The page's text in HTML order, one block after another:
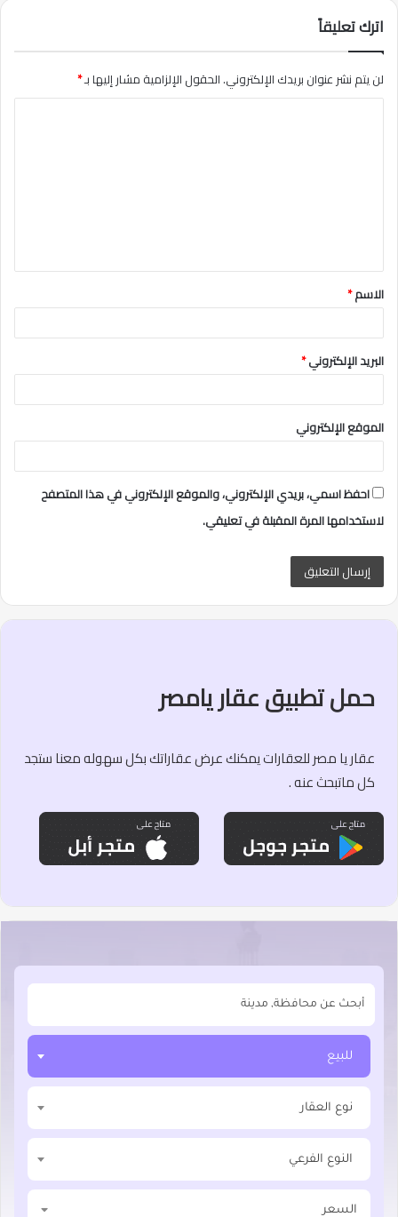
اترك تعليقاً
لن يتم نشر عنوان بريدك الإلكتروني.الحقول الإلزامية مشار إليها بـ*
ق
*
الاسم*
البريد الإلكتروني*
الموقع الإلكتروني
احفظ اسمي، بريدي الإلكتروني، والموقع الإلكتروني في هذا المتصفح
لاستخدامها المرة المقبلة في تعليقي.
حمل تطبيق عقار يامصر
عقار يا مصر للعقارات يمكنك عرض عقاراتك بكل سهوله معنا ستجد
كل ماتبحث عنه .